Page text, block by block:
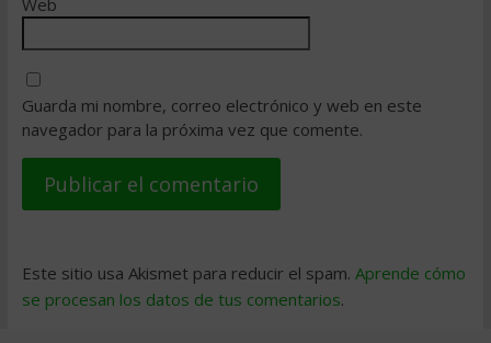
Web
Guarda mi nombre, correo electrónico y web en este
navegador para la próxima vez que comente.
Este sitio usa Akismet para reducir el spam. Aprende cómo
se procesan los datos de tus comentarios.